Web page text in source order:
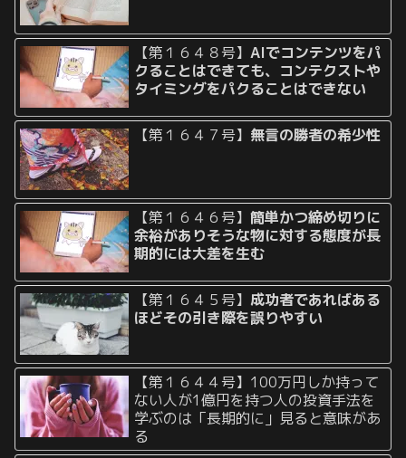
【第１６４８号】AIでコンテンツをパ
クることはできても、コンテクストや
タイミングをパクることはできない
【第１６４７号】 無言の勝者の希少性
【第１６４６号】簡単かつ締め切りに
余裕がありそうな物に対する態度が長
期的には大差を生む
【第１６４５号】成功者であればある
ほどその引き際を誤りやすい
【第１６４４号】100万円しか持って
ない人が1億円を持つ人の投資手法を
学ぶのは「長期的に」見ると意味があ
る